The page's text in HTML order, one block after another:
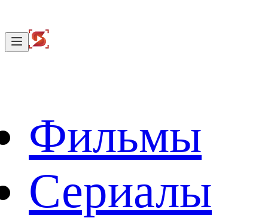
Фильмы
Сериалы